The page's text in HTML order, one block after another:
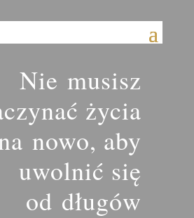
Nie musisz
życia
nowo, aby
uwolnić się
od długów